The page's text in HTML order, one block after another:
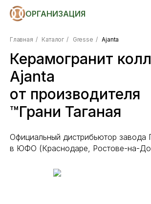
ОРГАНИЗАЦИЯ
Главная / Каталог / Gresse / Ajanta
Керамогранит
Ajanta
от производителя
™Грани Таганая
Официальный дистрибьютор завода
в ЮФО (Краснодаре, Ростове-на-